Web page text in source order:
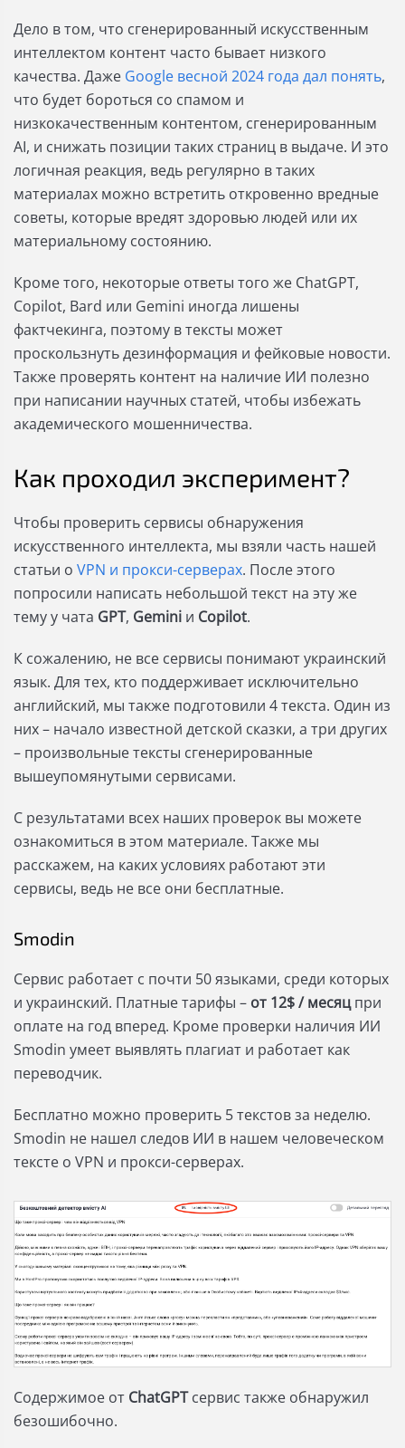
Дело в том, что сгенерированный искусственным
интеллектом контент часто бывает низкого
качества. Даже Google весной 2024 года дал понять,
что будет бороться со спамом и
низкокачественным контентом, сгенерированным
AI, и снижать позиции таких страниц в выдаче. И это
логичная реакция, ведь регулярно в таких
материалах можно встретить откровенно вредные
советы, которые вредят здоровью людей или их
материальному состоянию.
Кроме того, некоторые ответы того же ChatGPT,
Copilot, Bard или Gemini иногда лишены
фактчекинга, поэтому в тексты может
проскользнуть дезинформация и фейковые новости.
Также проверять контент на наличие ИИ полезно
при написании научных статей, чтобы избежать
академического мошенничества.
Как проходил эксперимент?
Чтобы проверить сервисы обнаружения
искусственного интеллекта, мы взяли часть нашей
статьи о VPN и прокси-серверах. После этого
попросили написать небольшой текст на эту же
тему у чата GPT, Gemini и Copilot.
К сожалению, не все сервисы понимают украинский
язык. Для тех, кто поддерживает исключительно
английский, мы также подготовили 4 текста. Один из
них – начало известной детской сказки, а три других
– произвольные тексты сгенерированные
вышеупомянутыми сервисами.
С результатами всех наших проверок вы можете
ознакомиться в этом материале. Также мы
расскажем, на каких условиях работают эти
сервисы, ведь не все они бесплатные.
Smodin
Сервис работает с почти 50 языками, среди которых
и украинский. Платные тарифы – от 12$ / месяцпри
оплате на год вперед. Кроме проверки наличия ИИ
Smodin умеет выявлять плагиат и работает как
переводчик.
Бесплатно можно проверить 5 текстов за неделю.
Smodin не нашел следов ИИ в нашем человеческом
тексте о VPN и прокси-серверах.
Содержимое от ChatGPTсервис также обнаружил
безошибочно.